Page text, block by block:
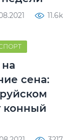
11.6k
сена:
конный